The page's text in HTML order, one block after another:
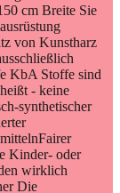
cm Breite Sie
von Kunstharz
KbA Stoffe sind
- keine
synthetischer
Kinder- oder
wirklich
Die